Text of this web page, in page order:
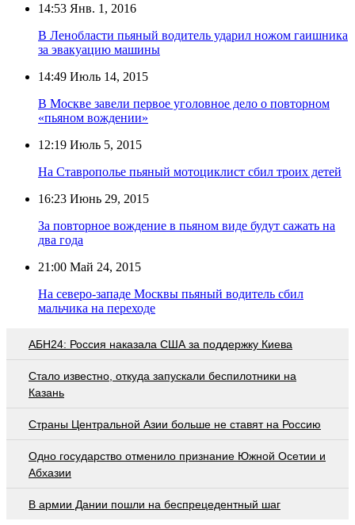
14:53 Янв. 1, 2016
В Ленобласти пьяный водитель ударил ножом гаишника
за эвакуацию машины
14:49 Июль 14, 2015
В Москве завели первое уголовное дело о повторном
«пьяном вождении»
12:19 Июль 5, 2015
На Ставрополье пьяный мотоциклист сбил троих детей
16:23 Июнь 29, 2015
За повторное вождение в пьяном виде будут сажать на
два года
21:00 Май 24, 2015
На северо-западе Москвы пьяный водитель сбил
мальчика на переходе
АБН24: Россия наказала США за поддержку Киева
Стало известно, откуда запускали беспилотники на
Казань
Страны Центральной Азии больше не ставят на Россию
Одно государство отменило признание Южной Осетии и
Абхазии
В армии Дании пошли на беспрецедентный шаг